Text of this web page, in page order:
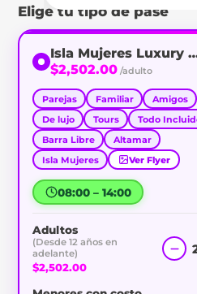
Elige tu tipo de pase
Isla Mujeres Luxury
$2,502.00 /adulto
Parejas Familiar
Amigos
De lujo
Tours
Todo
Barra Libre
Altamar
Isla Mujeres
Ver Flyer
08:00 – 14:00
Adultos
(Desde 12 años en
adelante)
$2,502.00